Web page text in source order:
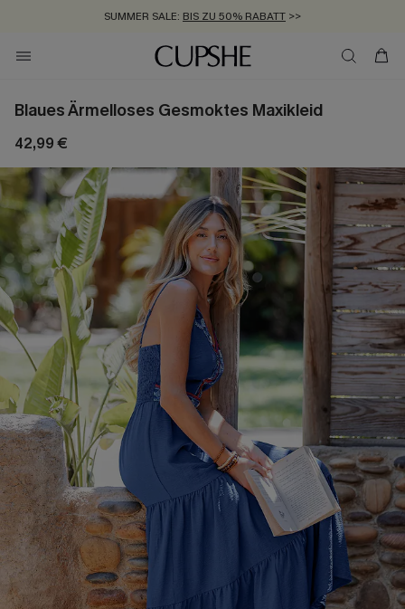
SUMMER SALE: BIS ZU 50% RABATT >>
ZUM NEWSLETTER:BIS ZU -20% EXTRA ERHALTEN
KOSTENLOSER VERSAND AB 89 €
Blaues Ärmelloses Gesmoktes Maxikleid
42,99 €